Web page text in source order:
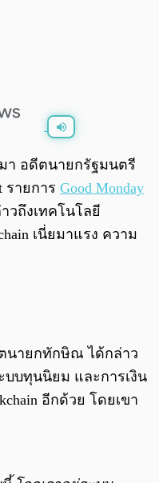
0:00/
า อดีตนายกรัฐมนตรี
รายการ Good Monday
วถึงเทคโนโลยี
เนี่ยมาแรง ความ
ตนายกทักษิณ ได้กล่าว
บบทุนนิยม และการเงิน
อีกด้วย โดยเขา